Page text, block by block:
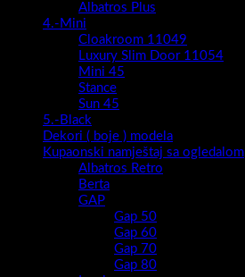
Albatros Plus
4.-Mini
Cloakroom 11049
Luxury Slim Door 11054
Mini 45
Stance
Sun 45
5.-Black
Dekori ( boje ) modela
Kupaonski namještaj sa ogledalom
Albatros Retro
Berta
GAP
Gap 50
Gap 60
Gap 70
Gap 80